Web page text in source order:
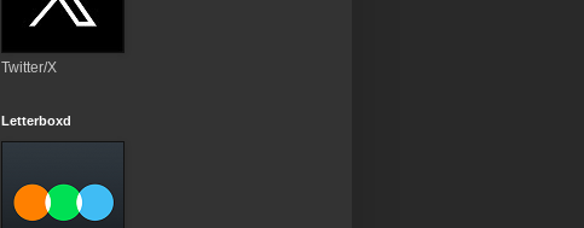
Twitter/X
Letterboxd